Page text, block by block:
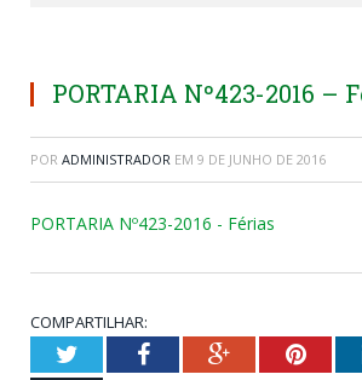
PORTARIA Nº423-2016 –
POR ADMINISTRADOR EM 9 DE JUNHO DE 2016
PORTARIA Nº423-2016 - Férias
COMPARTILHAR:
TwitterFacebookGoogle+